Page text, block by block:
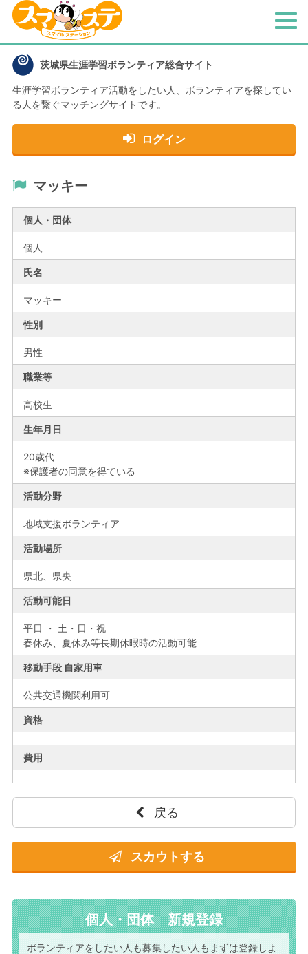
茨城県生涯学習ボランティア総合サイト
生涯学習ボランティア活動をしたい人、 ボランティアを探してい
る人を繋ぐマッチングサイトです。
ログイン
メ
マッキー
個人・団体
個人
氏名
マッキー
性別
男性
職業等
高校生
生年月日
20歳代
※保護者の同意を得ている
活動分野
地域支援ボランティア
活動場所
県北、 県央
活動可能日
平日 ・ 土・日・祝
春休み、夏休み等長期休暇時の活動可能
移動手段 自家用車
公共交通機関利用可
資格
費用
戻る
スカウトする
個人・団体 新規登録
ボランティアをしたい人も募集したい人もまずは登録しよ